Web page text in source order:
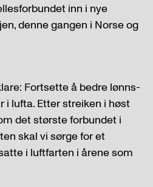
inn i nye
denne gangen i Norse og
Fortsette å bedre lønns-
i lufta. Etter streiken i høst
det største forbundet i
skal vi sørge for et
i luftfarten i årene som